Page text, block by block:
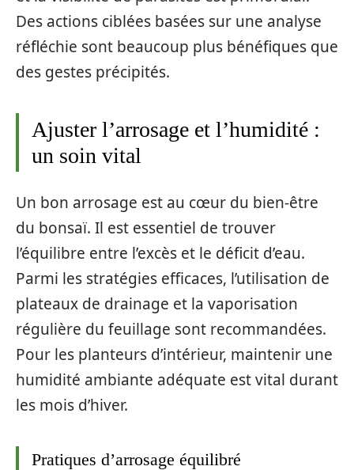
Des actions ciblées basées sur une analyse
réfléchie sont beaucoup plus bénéfiques que
des gestes précipités.
Ajuster l’arrosage et l’humidité :
un soin vital
Un bon arrosage est au cœur du bien-être
du bonsaï. Il est essentiel de trouver
l’équilibre entre l’excès et le déficit d’eau.
Parmi les stratégies efficaces, l’utilisation de
plateaux de drainage et la vaporisation
régulière du feuillage sont recommandées.
Pour les planteurs d’intérieur, maintenir une
humidité ambiante adéquate est vital durant
les mois d’hiver.
Pratiques d’arrosage équilibré